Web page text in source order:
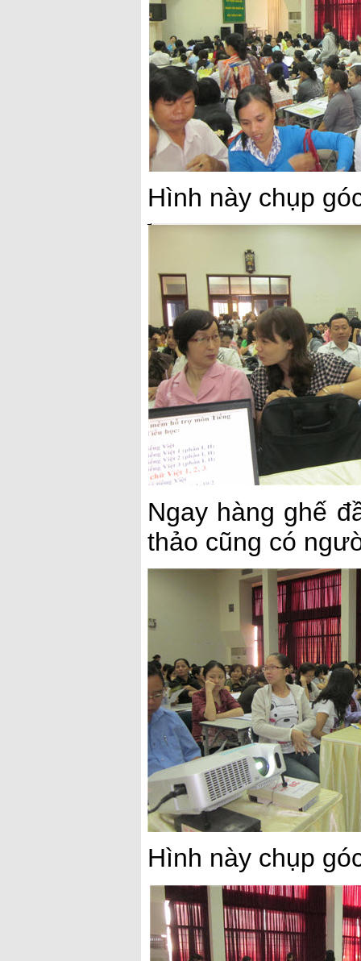
Hình này chụp
Ngay hàng ghế
thảo cũng có
Hình này chụp